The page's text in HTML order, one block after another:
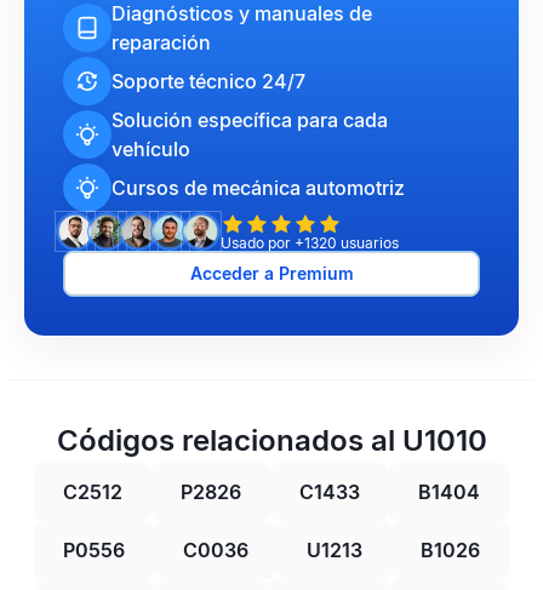
Diagnósticos y manuales de
reparación
Soporte técnico 24/7
Solución específica para cada
vehículo
Cursos de mecánica automotriz
Usado por +1320 usuarios
Acceder a Premium
Códigos relacionados al U1010
C2512 P2826 C1433 B1404
P0556 C0036 U1213 B1026